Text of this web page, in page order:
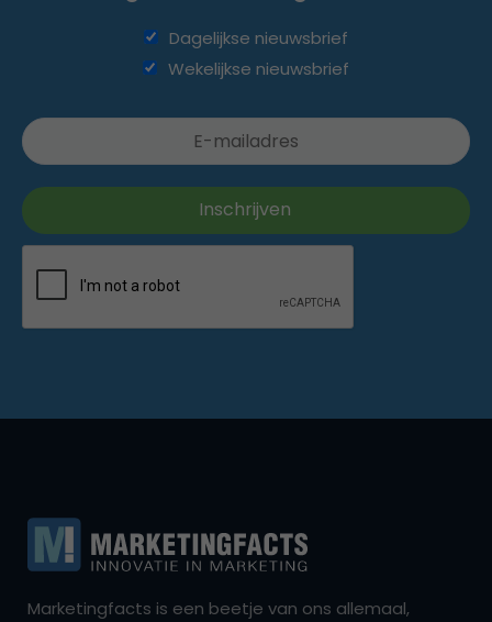
Dagelijkse nieuwsbrief
Wekelijkse nieuwsbrief
Marketingfacts is een beetje van ons allemaal,